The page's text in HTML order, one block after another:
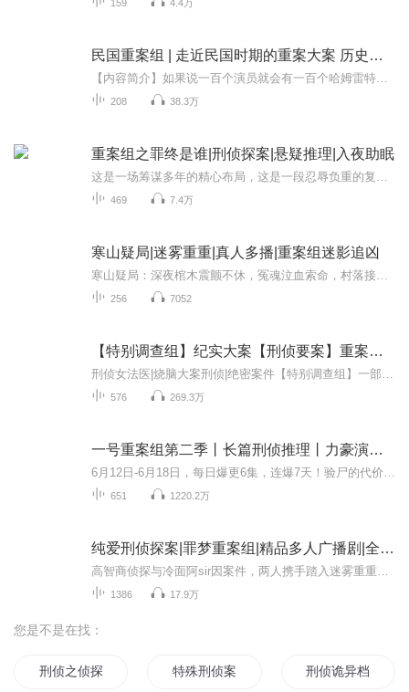
159 4.4万
民国重案组 | 走近民国时期的重案大案 历史悬案
208 38.3万
重案组之罪终是谁|刑侦探案|悬疑推理|入夜助眠
469 7.4万
寒山疑局|迷雾重重|真人多播|重案组迷影追凶
256 7052
【特别调查组】纪实大案【刑侦要案】重案组|恐怖悬疑|绝密档案
576 269.3万
一号重案组第二季丨长篇刑侦推理丨力豪演播丨毛德远著
651 1220.2万
纯爱刑侦探案|罪梦重案组|精品多人广播剧|全本免费
1386 17.9万
您是不是在找：
刑侦之侦探小姐 特殊刑侦案件调查组 刑侦诡异档案